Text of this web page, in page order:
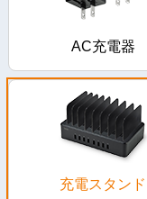
AC充電器
充電スタンド